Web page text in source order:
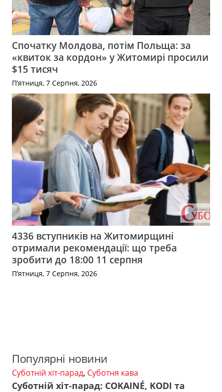
Спочатку Молдова, потім Польща: за
«квиток за кордон» у Житомирі просили
$15 тисяч
П’ятниця, 7 Серпня, 2026
4336 вступників на Житомирщині
отримали рекомендації: що треба
зробити до 18:00 11 серпня
П’ятниця, 7 Серпня, 2026
Популярні новини
Суботній хіт-парад, Суботня кава
Суботній хіт-парад: COKAINÉ, KODI та